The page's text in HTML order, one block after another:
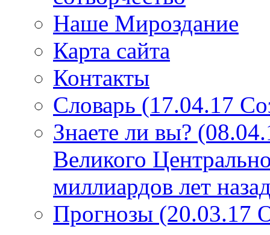
Наше Мироздание
Карта сайта
Контакты
Словарь (17.04.17
Знаете ли вы?
Великого
миллиардов лет
Прогнозы (20.03.17